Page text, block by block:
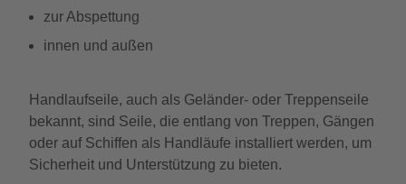
zur Abspettung
innen und außen
Handlaufseile, auch als Geländer- oder Treppenseile
bekannt, sind Seile, die entlang von Treppen, Gängen
oder auf Schiffen als Handläufe installiert werden, um
Sicherheit und Unterstützung zu bieten.